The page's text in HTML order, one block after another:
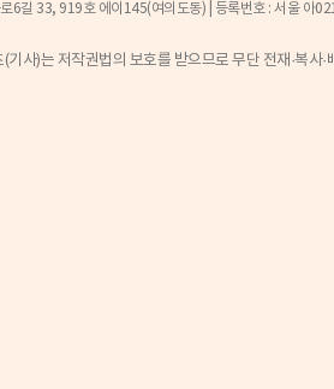
로6길 33, 919호 에이145(여의도동) | 등록번호 : 서울
사)는 저작권법의 보호를 받으므로 무단 전재·복사·